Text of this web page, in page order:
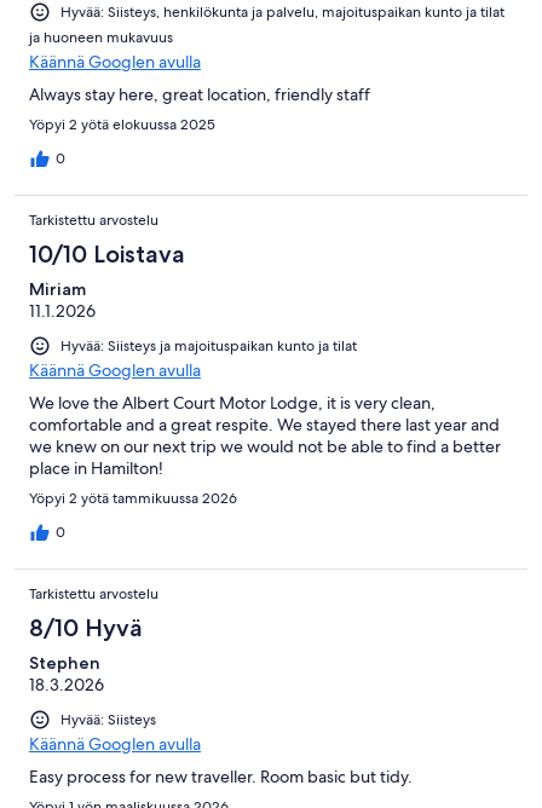
Hyvää: Siisteys, henkilökunta ja palvelu, majoituspaikan kunto ja tilat
ja huoneen mukavuus
Käännä Googlen avulla
Always stay here, great location, friendly staff
Yöpyi 2 yötä elokuussa 2025
0
Tarkistettu arvostelu
10/10 Loistava
Miriam
11.1.2026
Hyvää: Siisteys ja majoituspaikan kunto ja tilat
Käännä Googlen avulla
We love the Albert Court Motor Lodge, it is very clean,
comfortable and a great respite. We stayed there last year and
we knew on our next trip we would not be able to find a better
place in Hamilton!
Yöpyi 2 yötä tammikuussa 2026
0
Tarkistettu arvostelu
8/10 Hyvä
Stephen
18.3.2026
Hyvää: Siisteys
Käännä Googlen avulla
Easy process for new traveller. Room basic but tidy.